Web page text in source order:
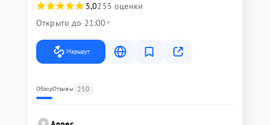
5,0255 оценки
Открыто до 21:00
Маршрут
ОбзорОтзывы 250